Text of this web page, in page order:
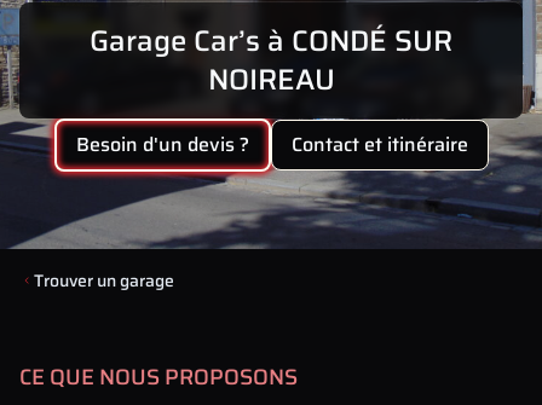
Garage Car’s à CONDÉ SUR
NOIREAU
Besoin d'un devis ? Contact et itinéraire
Trouver un garage
CE QUE NOUS PROPOSONS